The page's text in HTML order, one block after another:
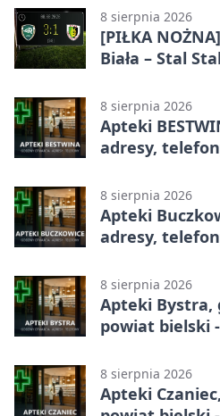
Bielsku-Białej
8 sierpnia 2026
[PIŁKA
Biała – Stal
8 sierpnia 2026
Apteki
adresy,
8 sierpnia 2026
Apteki
adresy,
8 sierpnia 2026
Apteki Bystra,
powiat bielski
8 sierpnia 2026
Apteki